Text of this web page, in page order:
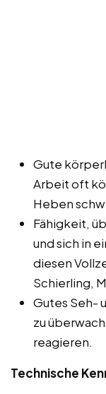
Gute
Arbeit oft
Heben
Fähigkeit,
und sich in
diesen
Schierling,
Gutes Seh-
zu
reagieren.
Technische